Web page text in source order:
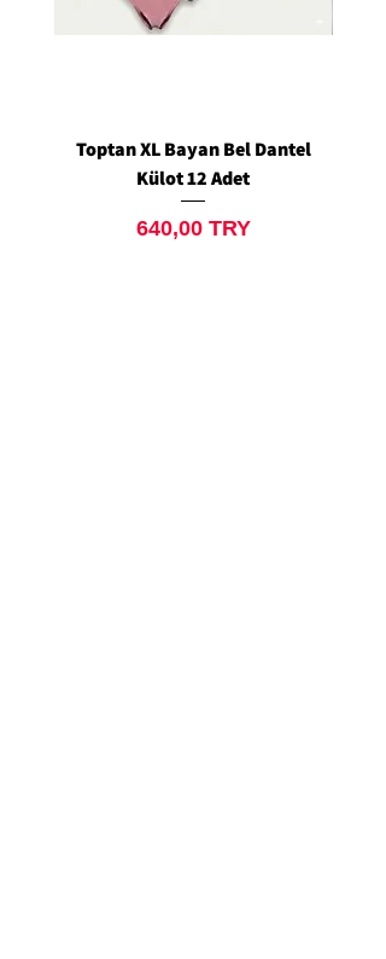
Toptan XL Bayan Bel Dantel
Külot 12 Adet
Prix
640,00 TRY